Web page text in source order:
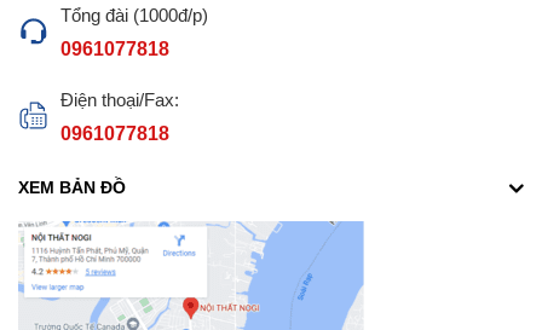
Tổng đài (1000đ/p)
0961077818
Điện thoại/Fax:
0961077818
XEM BẢN ĐỒ